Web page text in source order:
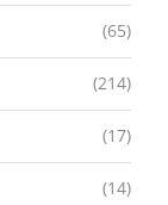
(65)
(214)
(17)
(14)